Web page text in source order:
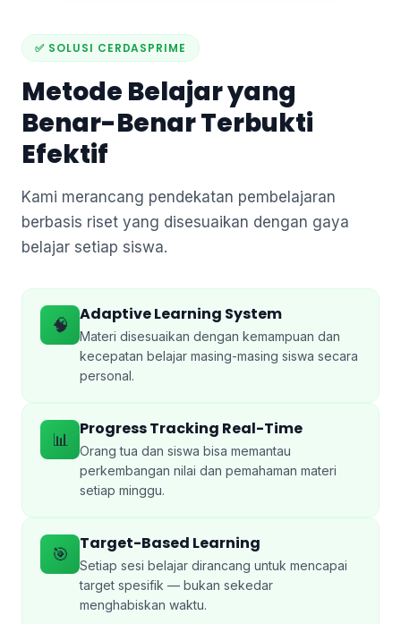
✅ SOLUSI CERDASPRIME
Metode Belajar yang
Benar-Benar Terbukti
Efektif
Kami merancang pendekatan pembelajaran
berbasis riset yang disesuaikan dengan gaya
belajar setiap siswa.
🧠
Adaptive Learning System
Materi disesuaikan dengan kemampuan dan
kecepatan belajar masing-masing siswa secara
personal.
📊
Progress Tracking Real-Time
Orang tua dan siswa bisa memantau
perkembangan nilai dan pemahaman materi
setiap minggu.
🎯
Target-Based Learning
Setiap sesi belajar dirancang untuk mencapai
target spesifik — bukan sekedar
menghabiskan waktu.